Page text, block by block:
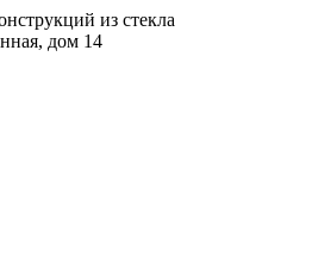
из стекла
дом 14